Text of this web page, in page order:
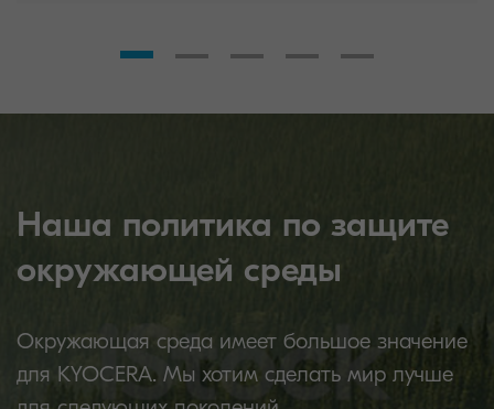
Наша политика по защите
окружающей среды
Окружающая среда имеет большое значение
для KYOCERA. Мы хотим сделать мир лучше